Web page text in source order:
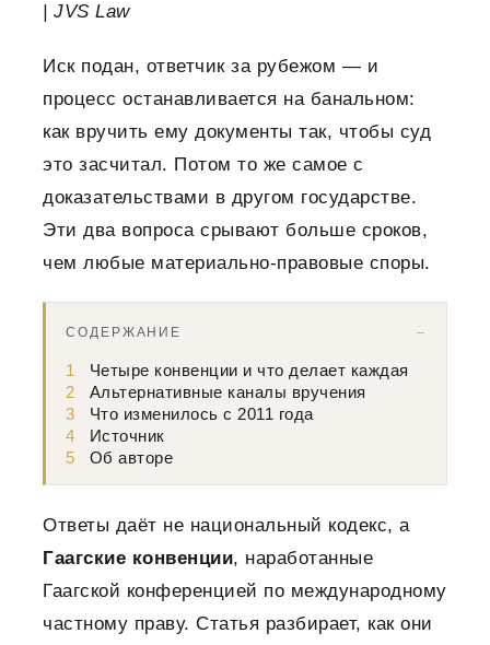
| JVS Law
Иск подан, ответчик за рубежом — и
процесс останавливается на банальном:
как вручить ему документы так, чтобы суд
это засчитал. Потом то же самое с
доказательствами в другом государстве.
Эти два вопроса срывают больше сроков,
чем любые материально-правовые споры.
СОДЕРЖАНИЕ
1
Четыре конвенции и что делает каждая
2
Альтернативные каналы вручения
3
Что изменилось с 2011 года
4
Источник
5
Об авторе
Ответы даёт не национальный кодекс, а
Гаагские конвенции, наработанные
Гаагской конференцией по международному
частному праву. Статья разбирает, как они